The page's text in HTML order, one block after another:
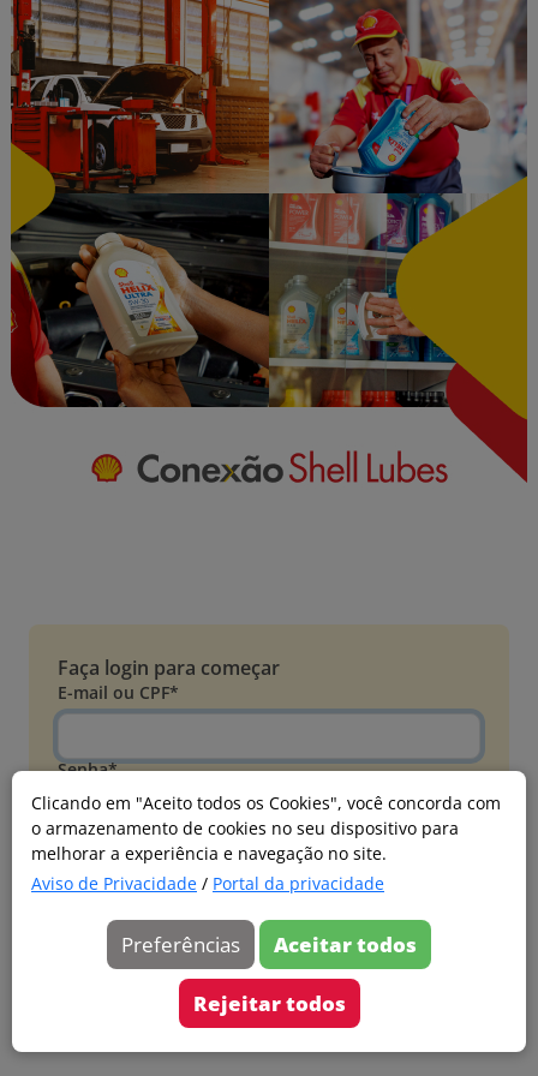
Clicando em "Aceito todos os Cookies", você concorda com
o armazenamento de cookies no seu dispositivo para
melhorar a experiência e navegação no site.
Aviso de Privacidade / Portal da privacidade
Preferências Aceitar todos
Rejeitar todos
Faça login para começar
E-mail ou CPF*
Senha*
Esqueci minha senha
Entrar
Acessar com Microsoft
Ainda não faz parte?
Cadastre-se
Versão 20260805.7